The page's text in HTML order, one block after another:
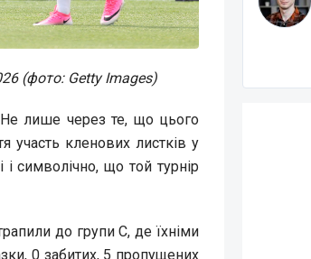
(фото: Getty Images)
Не лише через те, що цього
кленових листків у
символічно, що той турнір
до групи С, де їхніми
0 забитих, 5 пропущених